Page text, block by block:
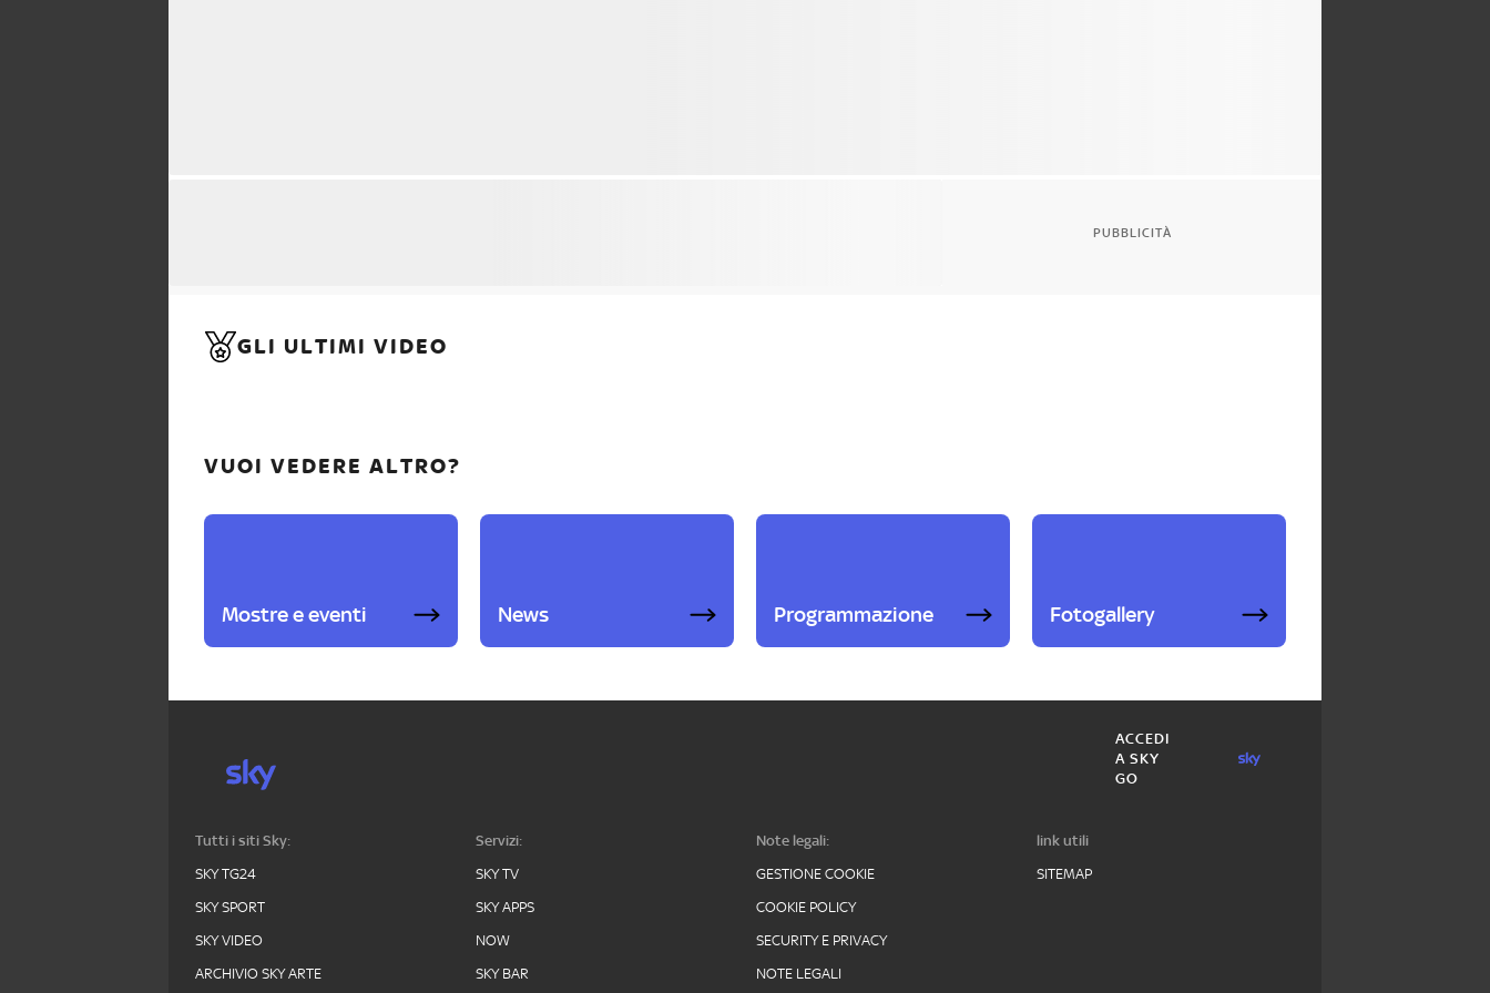
PUBBLICITÀ
GLI ULTIMI VIDEO
VUOI VEDERE ALTRO?
Mostre e eventi News Programmazione Fotogallery
ACCEDI
A SKY
GO
Tutti i siti Sky:
SKY TG24
SKY SPORT
SKY VIDEO
ARCHIVIO SKY ARTE
Servizi:
SKY TV
SKY APPS
NOW
SKY BAR
Note legali:
GESTIONE COOKIE
COOKIE POLICY
SECURITY E PRIVACY
NOTE LEGALI
link utili
SITEMAP